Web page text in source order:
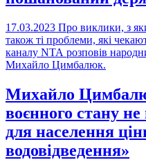
17.03.2023 Про виклики, з
також ті проблеми, які
каналу NTA розповів
Михайло Цимбалюк.
Михайло
воєнного стану
для населення
водовідведення»